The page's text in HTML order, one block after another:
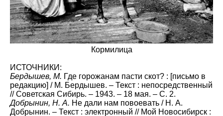
Кормилица
ИСТОЧНИКИ:
Бердышев, М. Где горожанам пасти скот? : [письмо в
редакцию] / М. Бердышев. – Текст : непосредственный
// Советская Сибирь. – 1943. – 18 мая. – С. 2.
Добрынин, Н. А. Не дали нам повоевать / Н. А.
Добрынин. – Текст : электронный // Мой Новосибирск :